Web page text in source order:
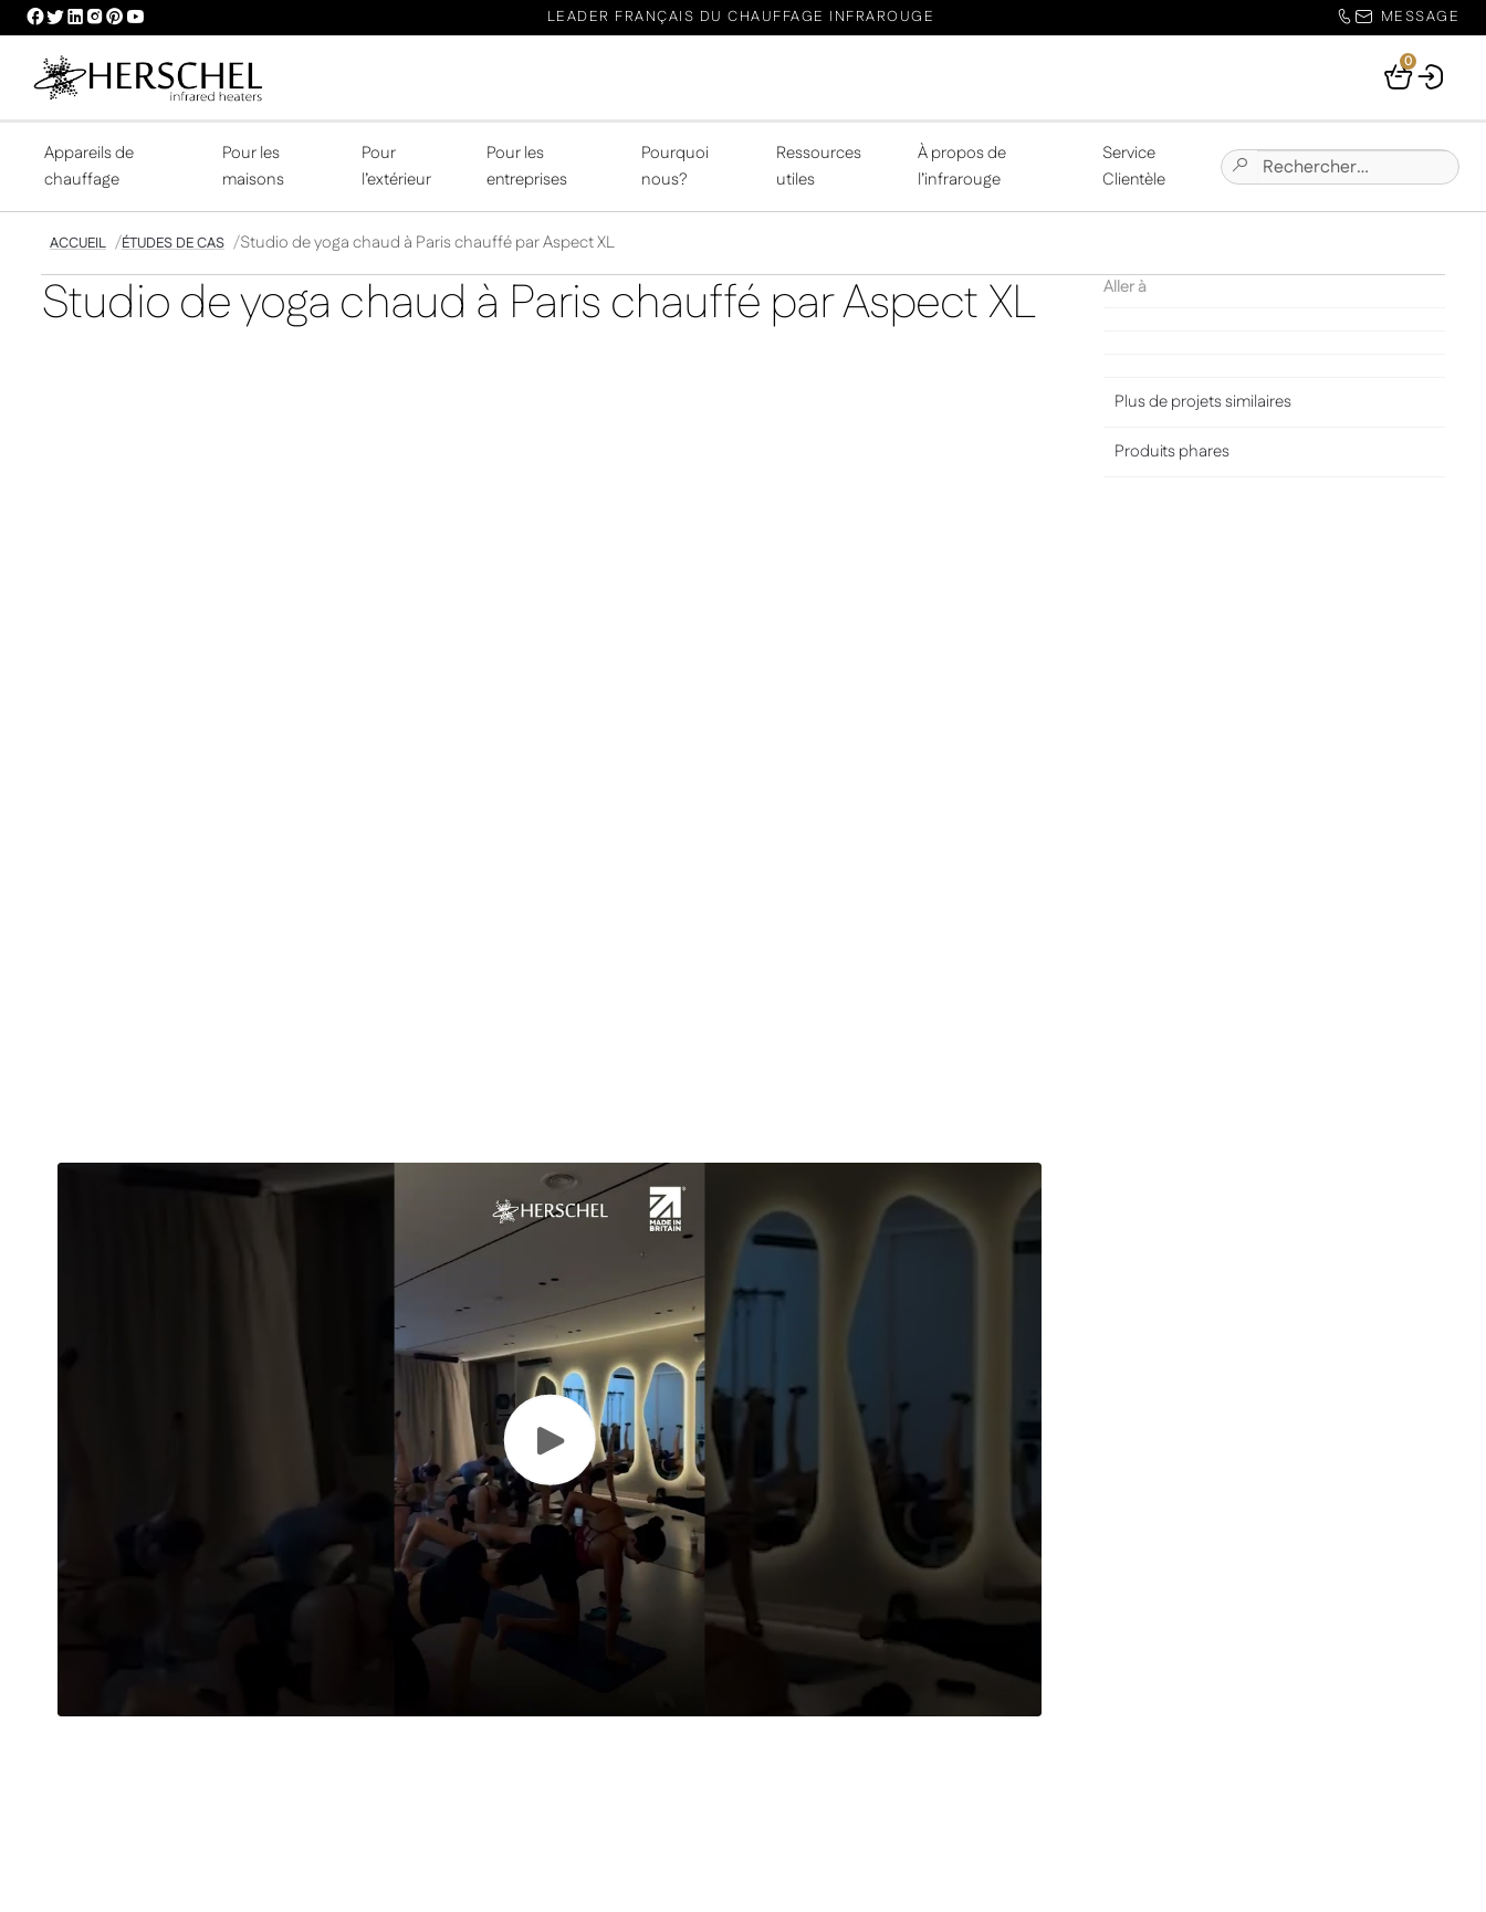
HERSCHEL
FACEBOOK
PROFILE
HERSCHEL
TWITTER
PROFILE
HERSCHEL
LINKEDIN
HERSCHEL
INSTAGRAM
HERSCHEL
PINTEREST
HERSCHEL
YOUTUBE
LEADER FRANÇAIS DU CHAUFFAGE INFRAROUGE MESSAGE
Your
0
Appareils de
chauffage
Pour les
maisons
Pour
l’extérieur
Pour les
entreprises
Pourquoi
nous?
Ressources
utiles
À propos de
l’infrarouge
Service
Clientèle
Submit
Chercher:
ACCUEIL ÉTUDES DE CAS Studio de yoga chaud à Paris chauffé par Aspect XL
Studio de yoga chaud à Paris chauffé par Aspect XL Aller à
Plus de projets similaires
Produits phares